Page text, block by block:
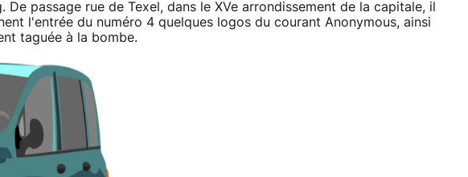
De passage rue de Texel, dans le XVe arrondissement de la capitale, il
l'entrée du numéro 4 quelques logos du courant Anonymous, ainsi
taguée à la bombe.